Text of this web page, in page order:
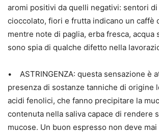
aromi positivi da quelli negativi: sentori di
cioccolato, fiori e frutta indicano un caffè
mentre note di paglia, erba fresca, acqua
sono spia di qualche difetto nella
• ASTRINGENZA: questa sensazione è
presenza di sostanze tanniche di origine
acidi fenolici, che fanno precipitare la
contenuta nella saliva capace di rendere
mucose. Un buon espresso non deve mai